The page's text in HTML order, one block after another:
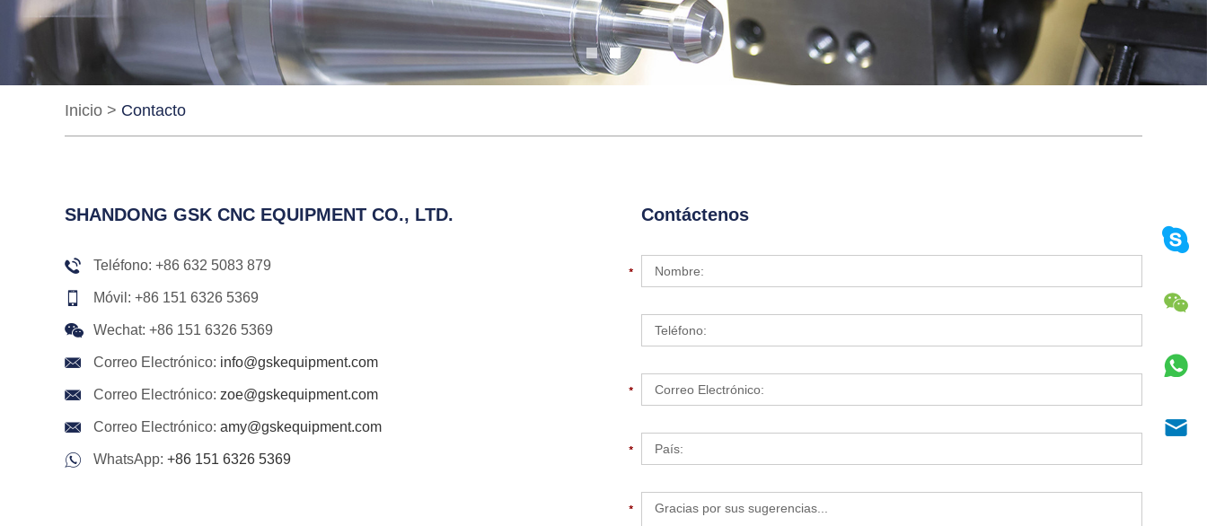
Inicio > Contacto
SHANDONG GSK CNC EQUIPMENT CO., LTD.
Teléfono: +86 632 5083 879
Móvil: +86 151 6326 5369
Wechat: +86 151 6326 5369
Correo Electrónico: info@gskequipment.com
Correo Electrónico: zoe@gskequipment.com
Correo Electrónico: amy@gskequipment.com
WhatsApp: +86 151 6326 5369
Contáctenos